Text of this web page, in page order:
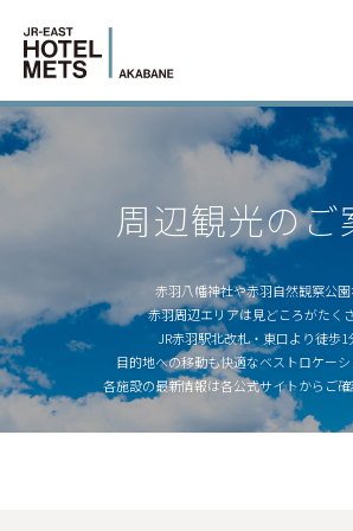
周辺観光のご
赤羽八幡神社や赤羽自然観察公
赤羽周辺エリアは見どころがたくさ
JR赤羽駅北改札・東口より徒歩1
目的地への移動も快適なベストロケーシ
各施設の最新情報は各公式サイトからご